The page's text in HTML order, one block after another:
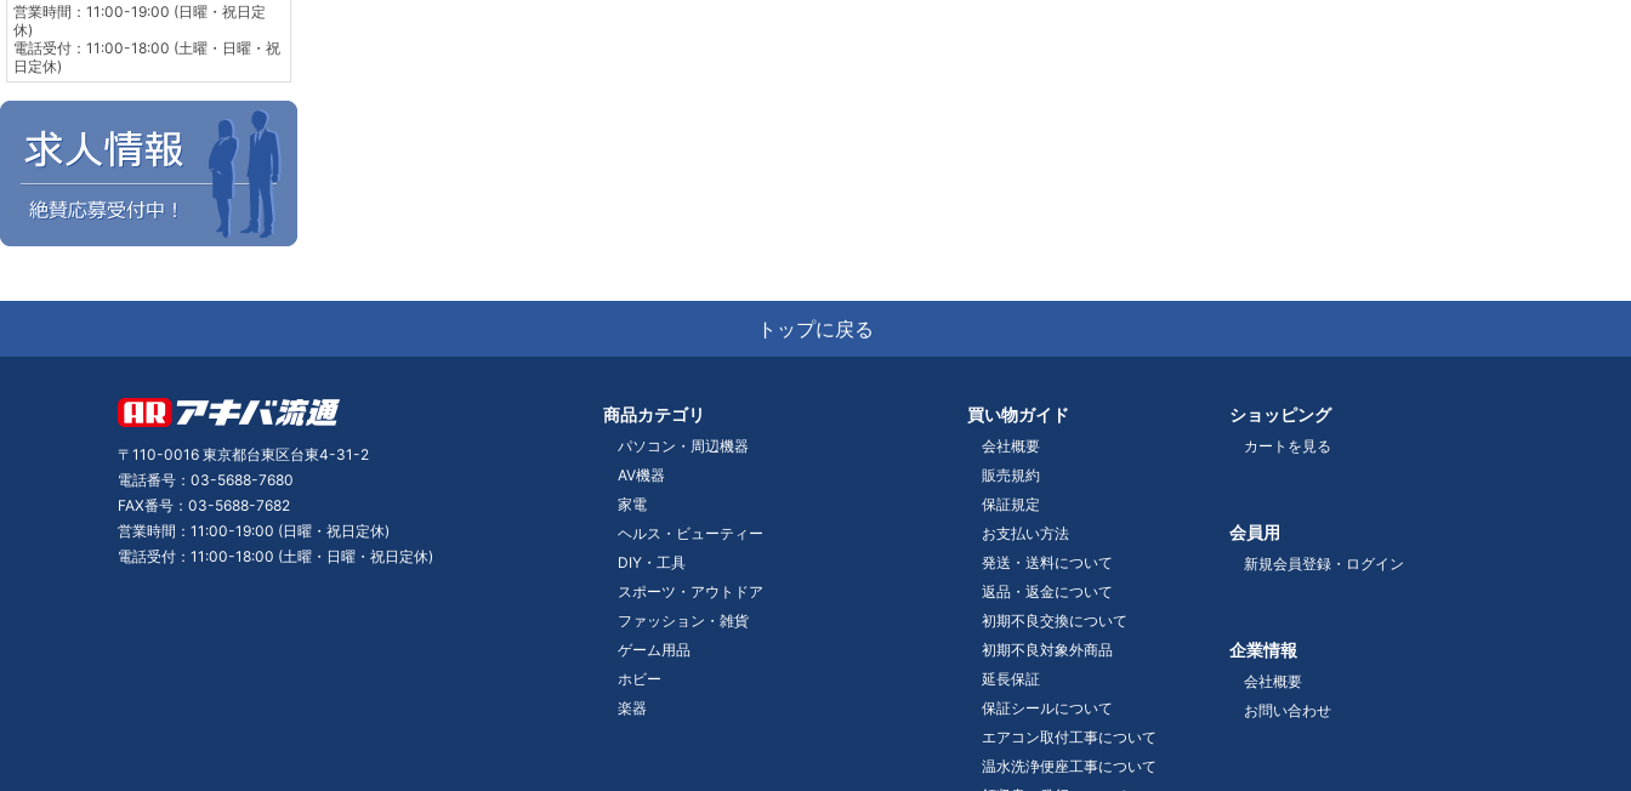
営業時間：11:00-19:00 (日曜・祝日定
休)
電話受付：11:00-18:00 (土曜・日曜・祝
日定休)
トップに戻る
〒110-0016 東京都台東区台東4-31-2
電話番号：03-5688-7680
FAX番号：03-5688-7682
営業時間：11:00-19:00 (日曜・祝日定休)
電話受付：11:00-18:00 (土曜・日曜・祝日定休)
商品カテゴリ
パソコン・周辺機器
AV機器
家電
ヘルス・ビューティー
DIY・工具
スポーツ・アウトドア
ファッション・雑貨
ゲーム用品
ホビー
楽器
買い物ガイド
会社概要
販売規約
保証規定
お支払い方法
発送・送料について
返品・返金について
初期不良交換について
初期不良対象外商品
延長保証
保証シールについて
エアコン取付工事について
温水洗浄便座工事について
ショッピング
カートを見る
会員用
新規会員登録・ログイン
企業情報
会社概要
お問い合わせ